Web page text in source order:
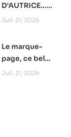
D'AUTRICE…
Camille
Juil. 21, 2026
Le marque-
page, ce bel
outil de
Juil. 21, 2026